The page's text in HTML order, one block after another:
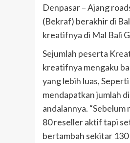
Denpasar – Ajang
(Bekraf) berakhir di
kreatifnya di Mal Bali
Sejumlah peserta
kreatifnya mengaku
yang lebih luas,
mendapatkan jumlah
andalannya.
80 reseller aktif tapi
bertambah sekitar